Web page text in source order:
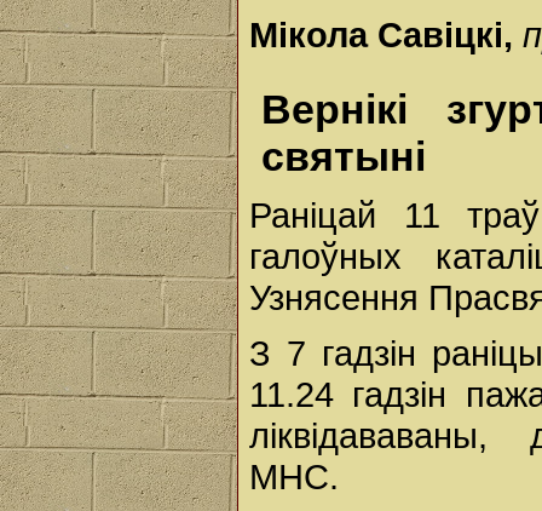
Мікола Савіцкі,
Вернікі
святыні
Раніцай 11
галоўных
Узнясення
З 7 гадзін
11.24 гадзін
МНС.